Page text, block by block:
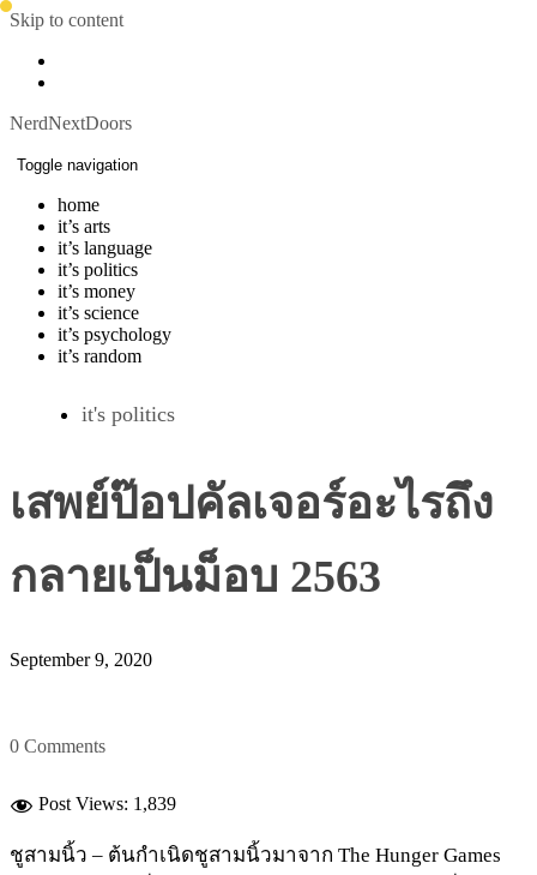
Skip to content
NerdNextDoors
Toggle navigation
home
it’s arts
it’s language
it’s politics
it’s money
it’s science
it’s psychology
it’s random
it's politics
เสพย์ป๊อปคัลเจอร์อะไรถึง
กลายเป็นม็อบ 2563
September 9, 2020
0 Comments
Post Views: 1,839
ชูสามนิ้ว – ต้นกำเนิดชูสามนิ้วมาจาก The Hunger Games